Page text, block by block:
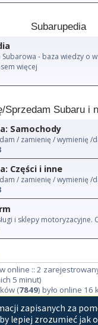
Subarupedia
Subarowa - baza wiedzy o
więcej
Sprzedam Subaru i
Samochody
/ zamienię / wymienię /
Części i inne
/ zamienię / wymienię /
i sklepy motoryzacyjne.
online :: 2
5 minut)
(7849) było online 16
zapisanych za
lepiej zrozumieć jak